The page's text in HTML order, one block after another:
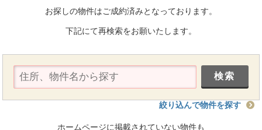
お探しの物件はご成約済みとなっております。
下記にて再検索をお願いたします。
絞り込んで物件を探す
ホームページに掲載されていない物件も